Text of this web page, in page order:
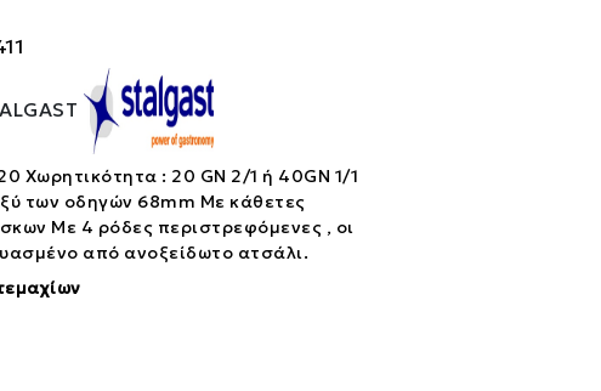
Χωρητικότητα : 20 GN 2/1 ή 40GN 1/1
των οδηγών 68mm Με κάθετες
Με 4 ρόδες περιστρεφόμενες , οι
από ανοξείδωτο ατσάλι.